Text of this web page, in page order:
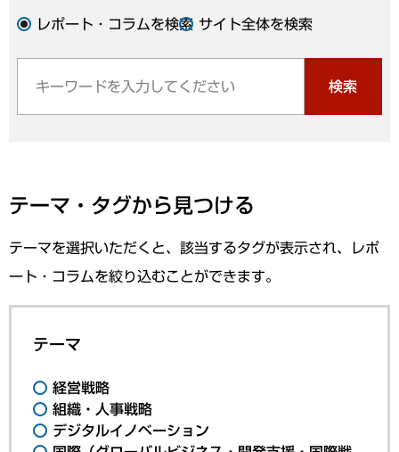
レポート・コラムを検索 サイト全体を検索
検索
テーマ・タグから見つける
テーマを選択いただくと、該当するタグが表示され、レポ
ート・コラムを絞り込むことができます。
テーマ
経営戦略
組織・人事戦略
デジタルイノベーション